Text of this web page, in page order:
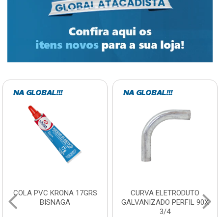
COLA PVC KRONA 17GRS
BISNAGA
CURVA ELETRODUTO
GALVANIZADO PERFIL 90X
3/4